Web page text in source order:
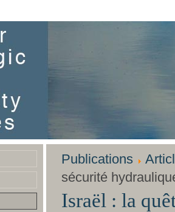
Publications
sécurité
Israël : la